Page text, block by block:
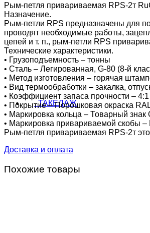
Фитинги
ТАКЕЛАЖ
Рым-петля привариваемая RPS-2т
Назначение.
Рым-петли RPS предназначены для
проводят необходимые работы,
цепей и т. п., рым-петли RPS
Технические характеристики.
• Грузоподъемность – тонны
• Сталь – Легированная, G-80 (8-й
• Метод изготовления – горячая
• Вид термообработки – закалка,
• Коэффициент запаса прочности –
• Покрытие – Порошковая окраска
• Маркировка кольца – Товарный
• Маркировка привариваемой скобы –
Рым-петля привариваемая RPS-2т
Доставка и оплата
Похожие товары